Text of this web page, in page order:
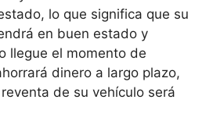
lo que significa que su
en buen estado y
llegue el momento de
dinero a largo plazo,
de su vehículo será